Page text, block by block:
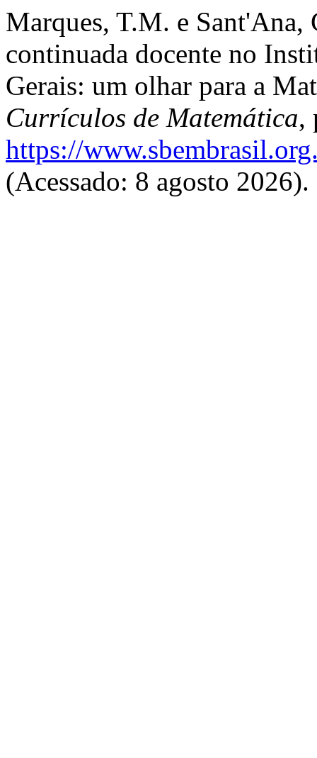
Marques, T.M. e Sant'Ana,
continuada docente no
Gerais: um olhar para a
Currículos de Matemática,
https://
(Acessado: 8 agosto 2026).